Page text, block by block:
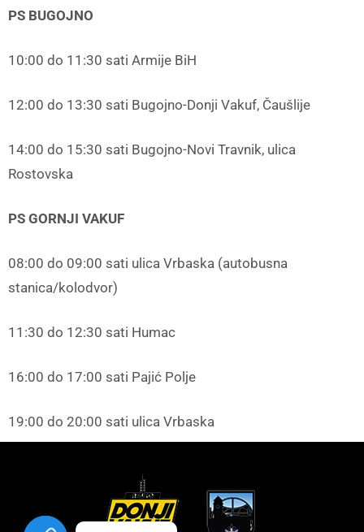
PS BUGOJNO
10:00 do 11:30 sati Armije BiH
12:00 do 13:30 sati Bugojno-Donji Vakuf, Čaušlije
14:00 do 15:30 sati Bugojno-Novi Travnik, ulica
Rostovska
PS GORNJI VAKUF
08:00 do 09:00 sati ulica Vrbaska (autobusna
stanica/kolodvor)
11:30 do 12:30 sati Humac
16:00 do 17:00 sati Pajić Polje
19:00 do 20:00 sati ulica Vrbaska